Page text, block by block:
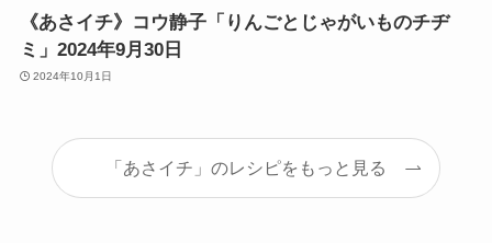
《あさイチ》コウ静子「りんごとじゃがいものチヂ
ミ」2024年9月30日
2024年10月1日
「あさイチ」のレシピをもっと見る